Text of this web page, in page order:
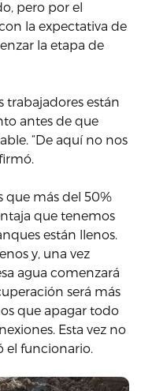
pero por el
la expectativa de
la etapa de
trabajadores están
antes de que
“De aquí no nos
que más del 50%
que tenemos
están llenos.
y, una vez
agua comenzará
será más
que apagar todo
Esta vez no
el funcionario.